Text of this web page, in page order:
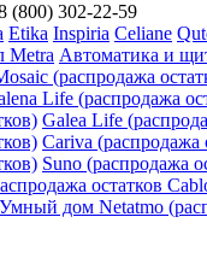
(800) 302-22-59
Etika Inspiria Celiane
Metra Автоматика и
(распродажа
Life (распродажа
Galea Life
Cariva (распродажа
Suno (распродажа
остатков
Умный дом Netatmo